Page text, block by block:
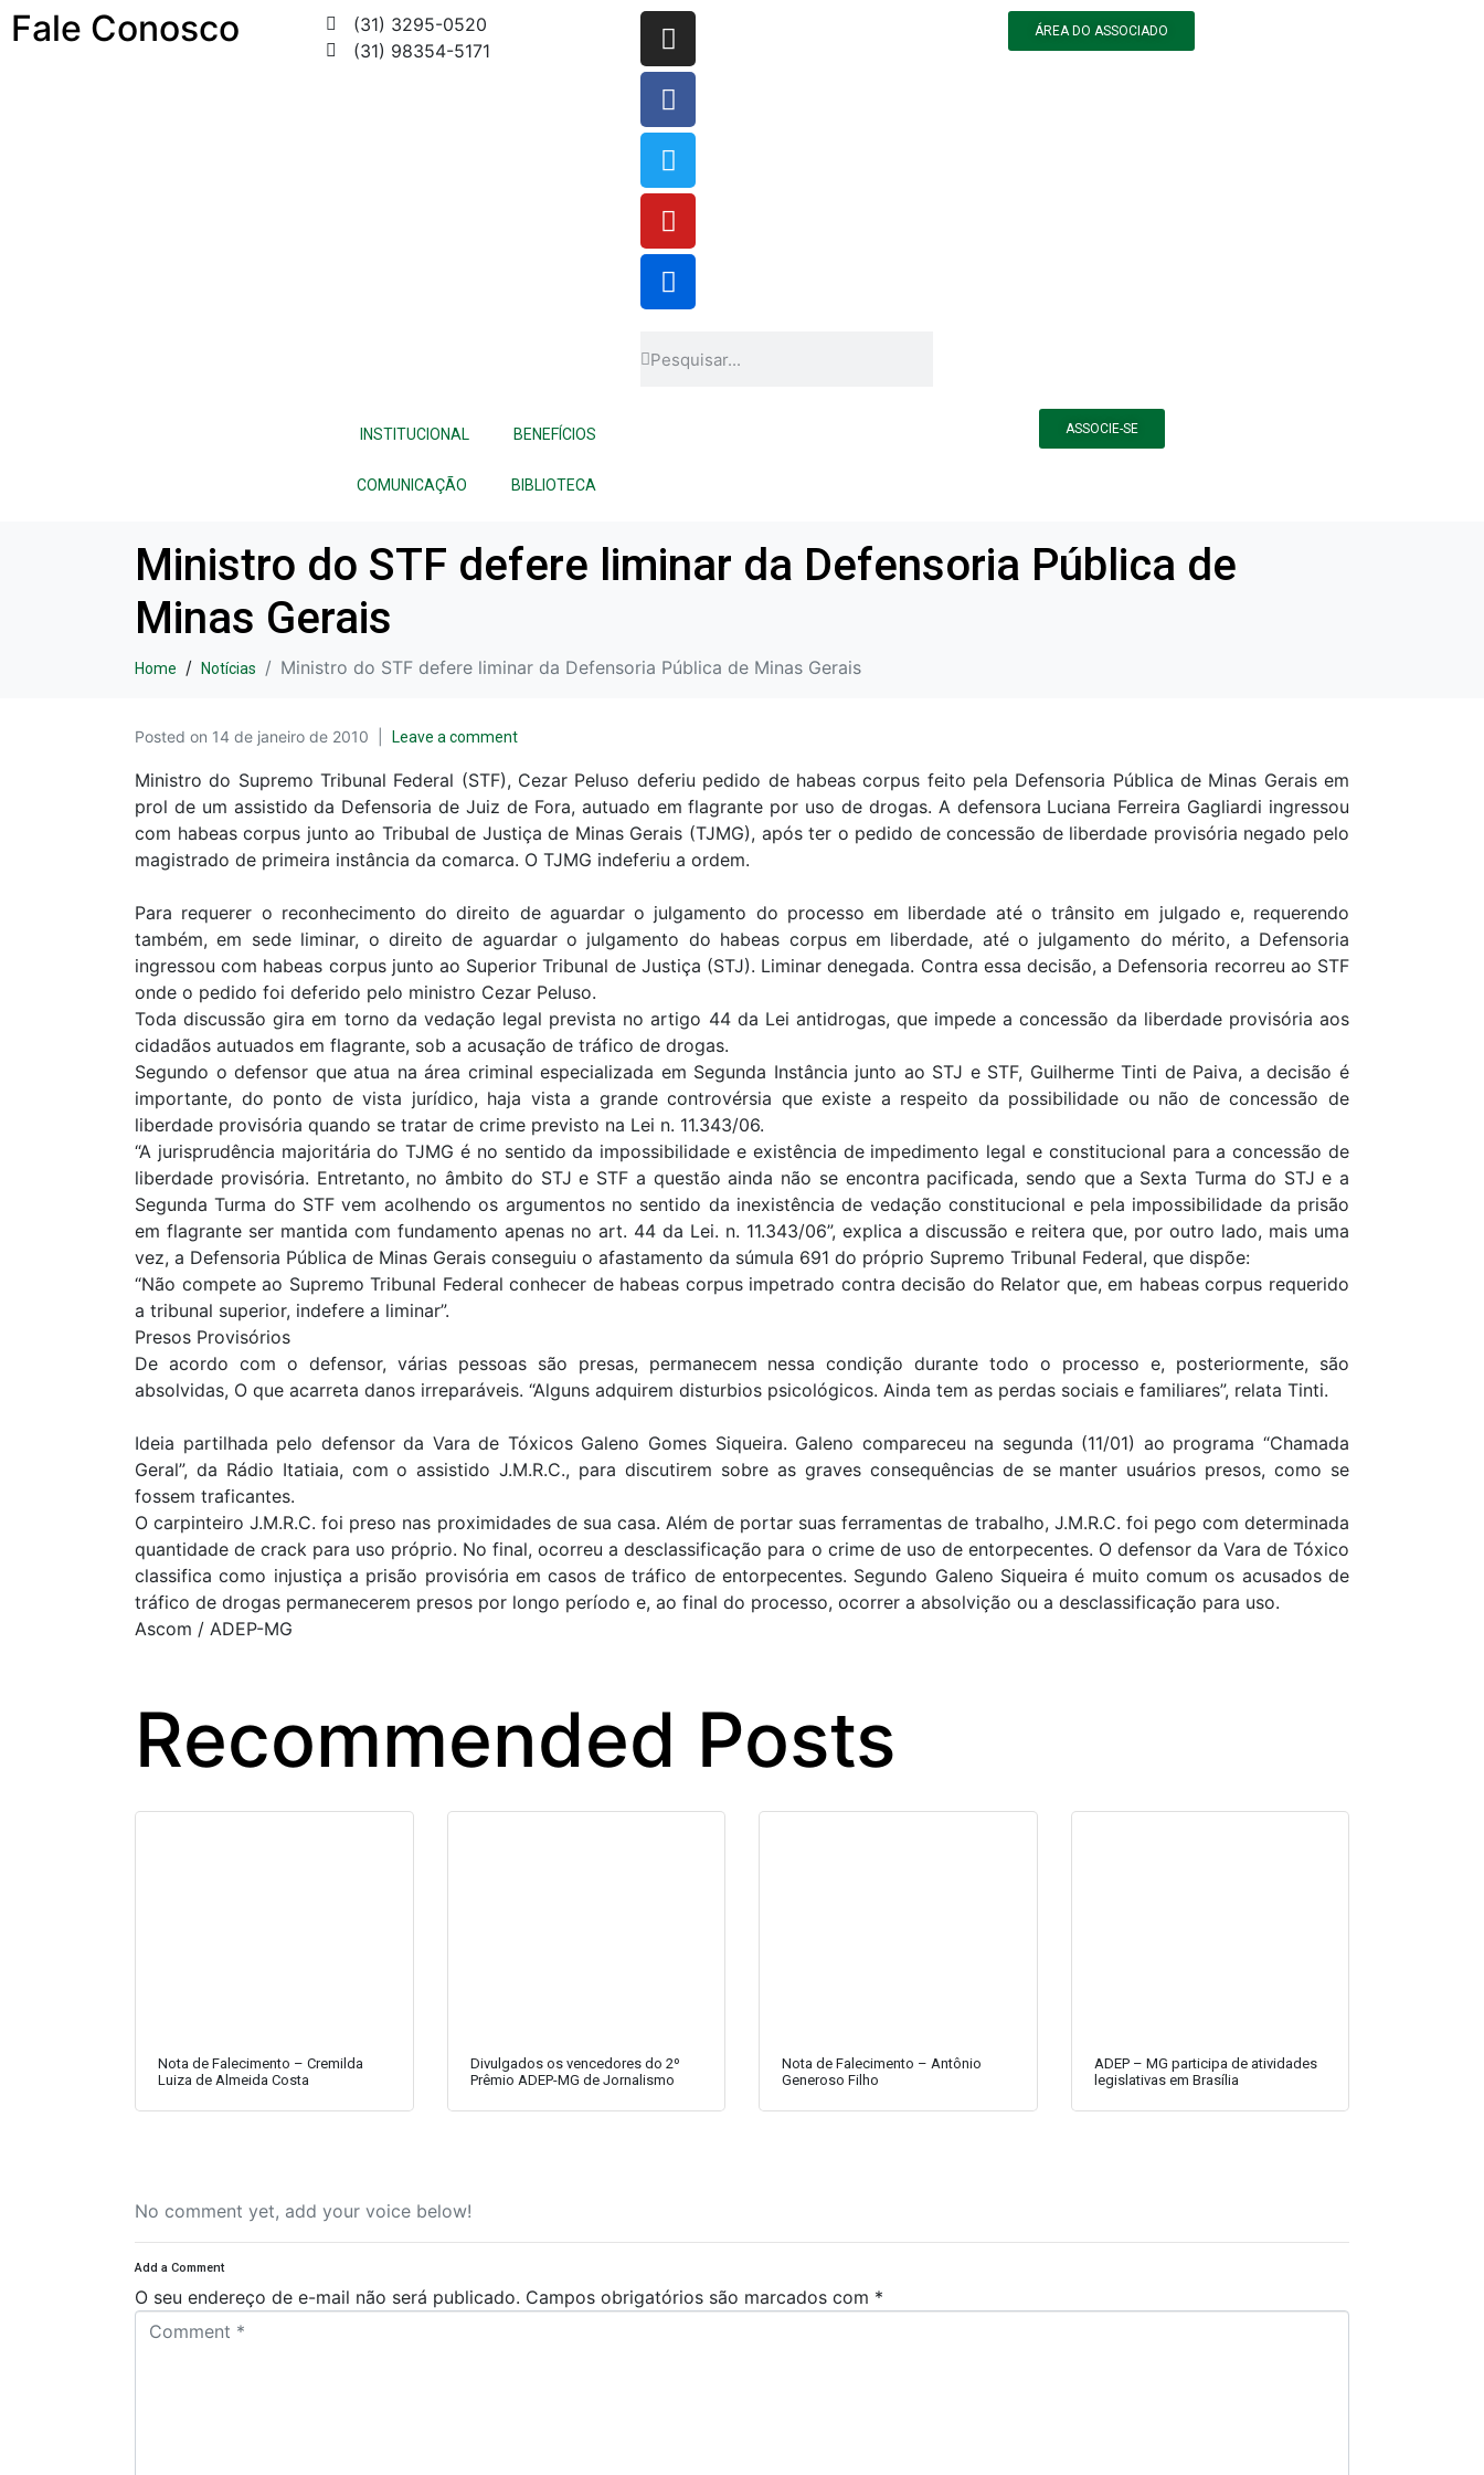
Fale Conosco
(31) 3295-0520
(31) 98354-5171
ÁREA DO ASSOCIADO
INSTITUCIONAL BENEFÍCIOS
COMUNICAÇÃO BIBLIOTECA
ASSOCIE-SE
Ministro do STF defere liminar da Defensoria Pública de
Minas Gerais
Home Notícias Ministro do STF defere liminar da Defensoria Pública de Minas Gerais
Posted on 14 de janeiro de 2010 Leave a comment
Ministro do Supremo Tribunal Federal (STF), Cezar Peluso deferiu pedido de habeas corpus feito pela Defensoria Pública de Minas Gerais em
prol de um assistido da Defensoria de Juiz de Fora, autuado em flagrante por uso de drogas. A defensora Luciana Ferreira Gagliardi ingressou
com habeas corpus junto ao Tribubal de Justiça de Minas Gerais (TJMG), após ter o pedido de concessão de liberdade provisória negado pelo
magistrado de primeira instância da comarca. O TJMG indeferiu a ordem.
Para requerer o reconhecimento do direito de aguardar o julgamento do processo em liberdade até o trânsito em julgado e, requerendo
também, em sede liminar, o direito de aguardar o julgamento do habeas corpus em liberdade, até o julgamento do mérito, a Defensoria
ingressou com habeas corpus junto ao Superior Tribunal de Justiça (STJ). Liminar denegada. Contra essa decisão, a Defensoria recorreu ao STF
onde o pedido foi deferido pelo ministro Cezar Peluso.
Toda discussão gira em torno da vedação legal prevista no artigo 44 da Lei antidrogas, que impede a concessão da liberdade provisória aos
cidadãos autuados em flagrante, sob a acusação de tráfico de drogas.
Segundo o defensor que atua na área criminal especializada em Segunda Instância junto ao STJ e STF, Guilherme Tinti de Paiva, a decisão é
importante, do ponto de vista jurídico, haja vista a grande controvérsia que existe a respeito da possibilidade ou não de concessão de
liberdade provisória quando se tratar de crime previsto na Lei n. 11.343/06.
“A jurisprudência majoritária do TJMG é no sentido da impossibilidade e existência de impedimento legal e constitucional para a concessão de
liberdade provisória. Entretanto, no âmbito do STJ e STF a questão ainda não se encontra pacificada, sendo que a Sexta Turma do STJ e a
Segunda Turma do STF vem acolhendo os argumentos no sentido da inexistência de vedação constitucional e pela impossibilidade da prisão
em flagrante ser mantida com fundamento apenas no art. 44 da Lei. n. 11.343/06”, explica a discussão e reitera que, por outro lado, mais uma
vez, a Defensoria Pública de Minas Gerais conseguiu o afastamento da súmula 691 do próprio Supremo Tribunal Federal, que dispõe:
“Não compete ao Supremo Tribunal Federal conhecer de habeas corpus impetrado contra decisão do Relator que, em habeas corpus requerido
a tribunal superior, indefere a liminar”.
Presos Provisórios
De acordo com o defensor, várias pessoas são presas, permanecem nessa condição durante todo o processo e, posteriormente, são
absolvidas, O que acarreta danos irreparáveis. “Alguns adquirem disturbios psicológicos. Ainda tem as perdas sociais e familiares”, relata Tinti.
Ideia partilhada pelo defensor da Vara de Tóxicos Galeno Gomes Siqueira. Galeno compareceu na segunda (11/01) ao programa “Chamada
Geral”, da Rádio Itatiaia, com o assistido J.M.R.C., para discutirem sobre as graves consequências de se manter usuários presos, como se
fossem traficantes.
O carpinteiro J.M.R.C. foi preso nas proximidades de sua casa. Além de portar suas ferramentas de trabalho, J.M.R.C. foi pego com determinada
quantidade de crack para uso próprio. No final, ocorreu a desclassificação para o crime de uso de entorpecentes. O defensor da Vara de Tóxico
classifica como injustiça a prisão provisória em casos de tráfico de entorpecentes. Segundo Galeno Siqueira é muito comum os acusados de
tráfico de drogas permanecerem presos por longo período e, ao final do processo, ocorrer a absolvição ou a desclassificação para uso.
Ascom / ADEP-MG
Recommended Posts
Nota de Falecimento – Cremilda
Luiza de Almeida Costa
Divulgados os vencedores do 2º
Prêmio ADEP-MG de Jornalismo
Nota de Falecimento – Antônio
Generoso Filho
ADEP – MG participa de atividades
legislativas em Brasília
No comment yet, add your voice below!
Add a Comment
O seu endereço de e-mail não será publicado. Campos obrigatórios são marcados com *